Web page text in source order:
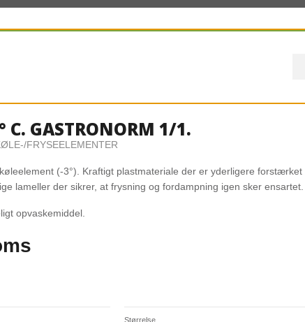
C. GASTRONORM 1/1.
FRYSEELEMENTER
(-3°). Kraftigt plastmateriale der er yderligere
lameller der sikrer, at frysning og fordampning igen sker ensartet.
opvaskemiddel.
Størrelse